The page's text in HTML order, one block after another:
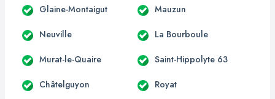
Glaine-Montaigut Mauzun
Neuville La Bourboule
Murat-le-Quaire Saint-Hippolyte 63
Châtelguyon Royat